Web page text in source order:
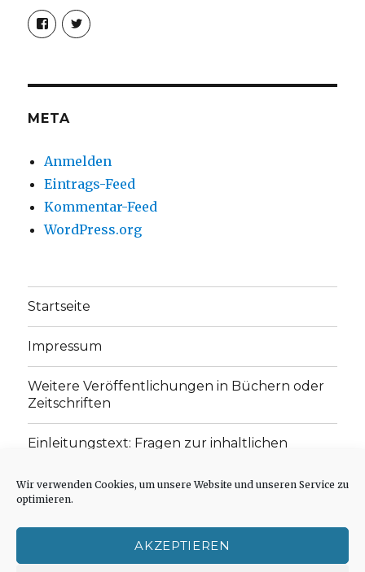
Wir verwenden Cookies, um unsere Website und unseren Service zu
optimieren.
AKZEPTIEREN
Profil
von
christoph.fleischer1
anzeigen
Profil
von
ChristophFl
anzeigen
META
Anmelden
Eintrags-Feed
Kommentar-Feed
WordPress.org
Startseite
Impressum
Weitere Veröffentlichungen in Büchern oder
Zeitschriften
Einleitungstext: Fragen zur inhaltlichen
„schwachen Glaubens“